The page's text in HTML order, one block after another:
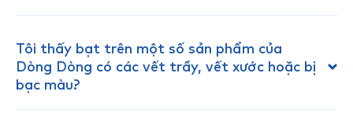
Tôi thấy bạt trên một số sản phẩm của
Dòng Dòng có các vết trầy, vết xước hoặc bị
bạc màu?